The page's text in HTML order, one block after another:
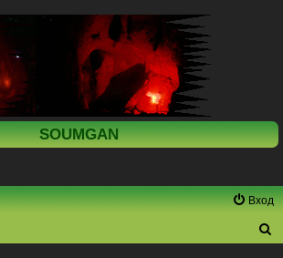
SOUMGAN
Вход